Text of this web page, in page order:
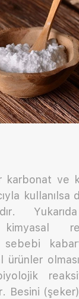
karbonat ve
kullanılsa
sebebi
ürünler
Besini